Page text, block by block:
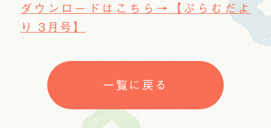
ダウンロードはこちら→【ぷらむだよ
り 3月号】
一覧に戻る